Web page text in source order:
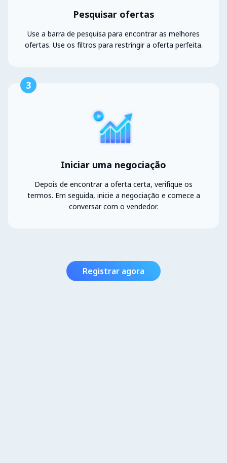
Pesquisar ofertas
Use a barra de pesquisa para encontrar as melhores
ofertas. Use os filtros para restringir a oferta perfeita.
3
Iniciar uma negociação
Depois de encontrar a oferta certa, verifique os
termos. Em seguida, inicie a negociação e comece a
conversar com o vendedor.
Registrar agora